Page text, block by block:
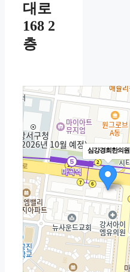
대로
168 2
층
심강경희한의원